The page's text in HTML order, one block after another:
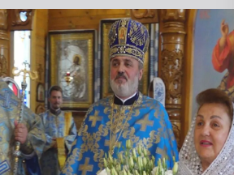
The birth of
the Holy
Mother of God.
of the Holy
Mother of God.
08.09.2023